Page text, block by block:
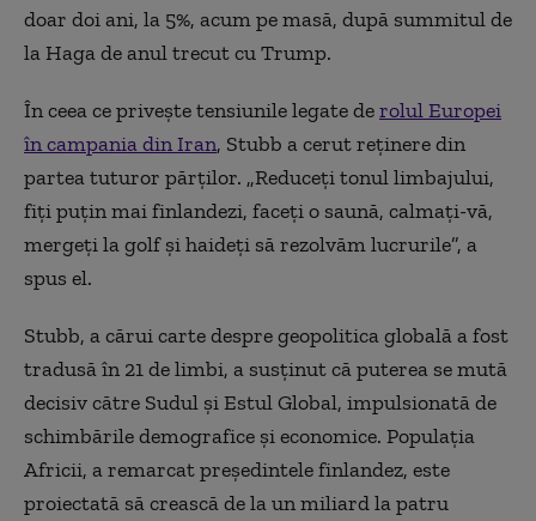
doar doi ani, la 5%, acum pe masă, după summitul de
la Haga de anul trecut cu Trump.
În ceea ce privește tensiunile legate derolul Europei
în campania din Iran, Stubb a cerut reținere din
partea tuturor părților. „Reduceți tonul limbajului,
fiți puțin mai finlandezi, faceți o saună, calmați-vă,
mergeți la golf și haideți să rezolvăm lucrurile”, a
spus el.
Stubb, a cărui carte despre geopolitica globală a fost
tradusă în 21 de limbi, a susținut că puterea se mută
decisiv către Sudul și Estul Global, impulsionată de
schimbările demografice și economice. Populația
Africii, a remarcatpreședintele finlandez, este
proiectată să crească de la un miliard la patru